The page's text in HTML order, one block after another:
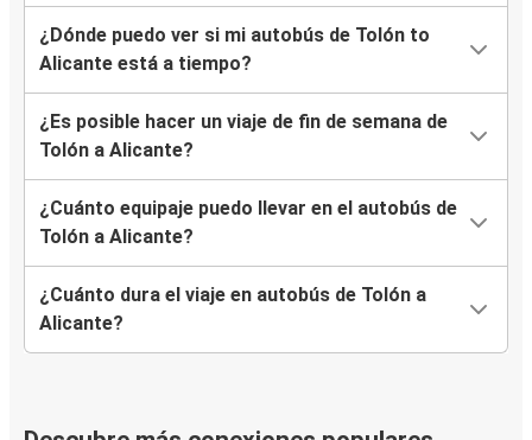
¿Dónde puedo ver si mi autobús de Tolón to
Alicante está a tiempo?
¿Es posible hacer un viaje de fin de semana de
Tolón a Alicante?
¿Cuánto equipaje puedo llevar en el autobús de
Tolón a Alicante?
¿Cuánto dura el viaje en autobús de Tolón a
Alicante?